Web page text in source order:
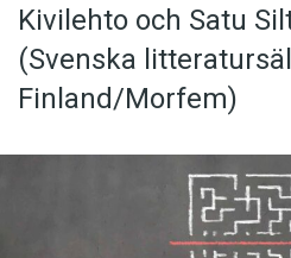
Kivilehto och Satu
(Svenska
Finland/Morfem)